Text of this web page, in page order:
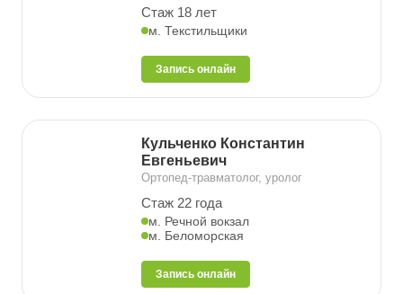
Стаж 18 лет
м. Текстильщики
Запись онлайн
Кульченко Константин
Евгеньевич
Ортопед-травматолог, уролог
Стаж 22 года
м. Речной вокзал
м. Беломорская
Запись онлайн